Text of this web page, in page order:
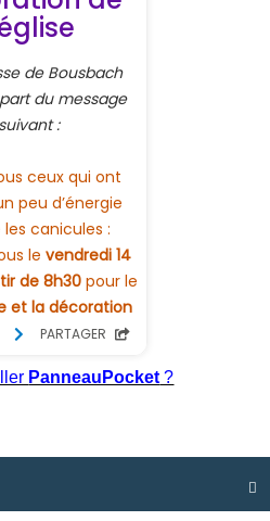
PanneauPocket ?
